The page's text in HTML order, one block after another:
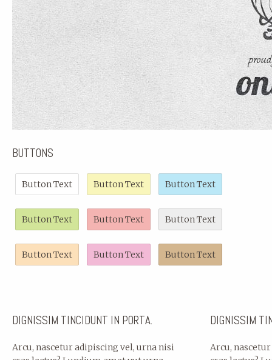
BUTTONS
Button Text Button Text Button Text
Button Text Button Text Button Text
Button Text Button Text Button Text
DIGNISSIM TINCIDUNT IN PORTA.
Arcu, nascetur adipiscing vel, urna nisi
DIGNISSIM
Arcu,